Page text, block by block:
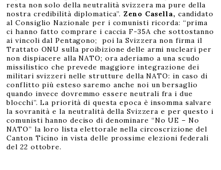
resta non solo della neutralità svizzera ma pure della
nostra credibilità diplomatica”. Zeno Casella, candidato
al Consiglio Nazionale per i comunisti ricorda: “prima
ci hanno fatto comprare i caccia F-35A che sottostanno
ai vincoli dal Pentagono; poi la Svizzera non firma il
Trattato ONU sulla proibizione delle armi nucleari per
non dispiacere alla NATO; ora aderiamo a una scudo
missilistico che prevede maggiore integrazione dei
militari svizzeri nelle strutture della NATO: in caso di
conflitto più esteso saremo anche noi un bersaglio
quando invece dovremmo essere neutrali fra i due
blocchi”. La priorità di questa epoca è insomma salvare
la sovranità e la neutralità della Svizzera e per questo i
comunisti hanno deciso di denominare “No UE – No
NATO” la loro lista elettorale nella circoscrizione del
Canton Ticino in vista delle prossime elezioni federali
del 22 ottobre.